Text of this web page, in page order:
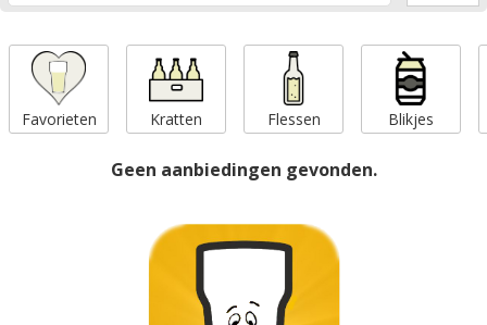
Favorieten Kratten Flessen Blikjes
Geen aanbiedingen gevonden.